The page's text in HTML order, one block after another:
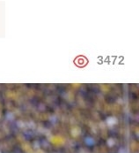
АВТОР
3472